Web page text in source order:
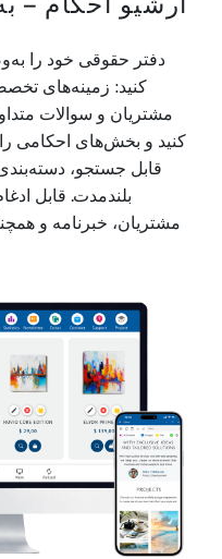
دفتر حقوقی خود را
کنید: زمینه‌های
مشتریان و سوالات
کنید و بخش‌های احکامی
قابل جستجو،
بلندمدت. قابل
مشتریان، خبرنامه و